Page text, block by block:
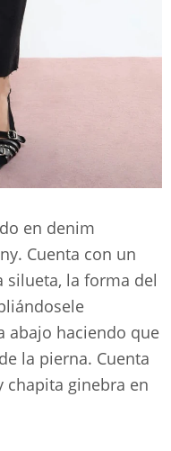
en denim
Cuenta con un
silueta, la forma del
abajo haciendo que
la pierna. Cuenta
chapita ginebra en